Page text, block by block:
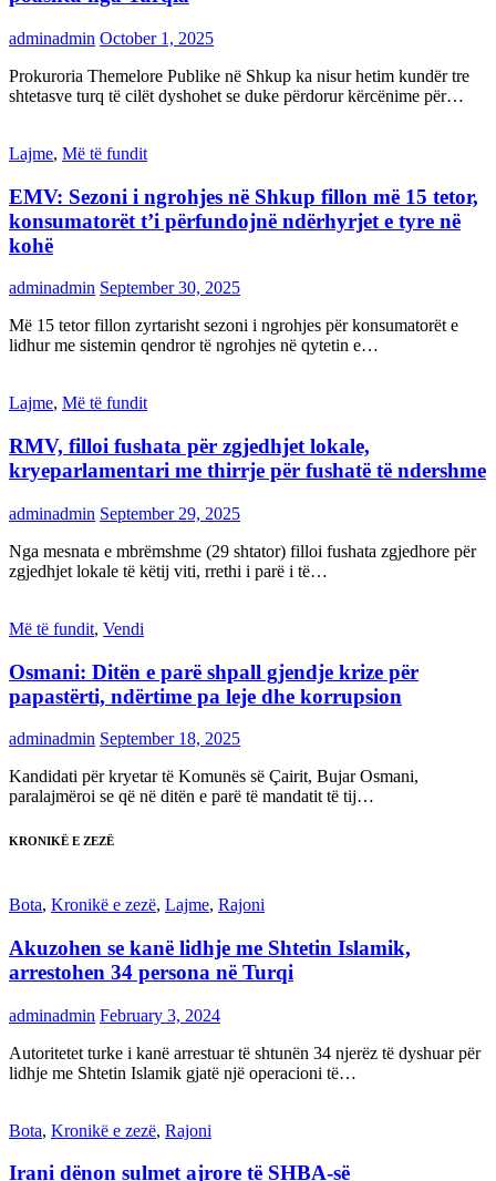
adminadmin October 1, 2025
Prokuroria Themelore Publike në Shkup ka nisur hetim kundër tre
shtetasve turq të cilët dyshohet se duke përdorur kërcënime për…
Lajme, Më të fundit
EMV: Sezoni i ngrohjes në Shkup fillon më 15 tetor,
konsumatorët t’i përfundojnë ndërhyrjet e tyre në
kohë
adminadmin September 30, 2025
Më 15 tetor fillon zyrtarisht sezoni i ngrohjes për konsumatorët e
lidhur me sistemin qendror të ngrohjes në qytetin e…
Lajme, Më të fundit
RMV, filloi fushata për zgjedhjet lokale,
kryeparlamentari me thirrje për fushatë të ndershme
adminadmin September 29, 2025
Nga mesnata e mbrëmshme (29 shtator) filloi fushata zgjedhore për
zgjedhjet lokale të këtij viti, rrethi i parë i të…
Më të fundit, Vendi
Osmani: Ditën e parë shpall gjendje krize për
papastërti, ndërtime pa leje dhe korrupsion
adminadmin September 18, 2025
Kandidati për kryetar të Komunës së Çairit, Bujar Osmani,
paralajmëroi se që në ditën e parë të mandatit të tij…
KRONIKË E ZEZË
Bota, Kronikë e zezë, Lajme, Rajoni
Akuzohen se kanë lidhje me Shtetin Islamik,
arrestohen 34 persona në Turqi
adminadmin February 3, 2024
Autoritetet turke i kanë arrestuar të shtunën 34 njerëz të dyshuar për
lidhje me Shtetin Islamik gjatë një operacioni të…
Bota, Kronikë e zezë, Rajoni
Irani dënon sulmet ajrore të SHBA-së